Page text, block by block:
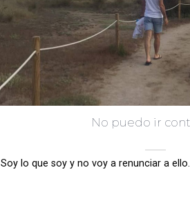
No puedo ir
Soy lo que soy y no voy a renunciar a